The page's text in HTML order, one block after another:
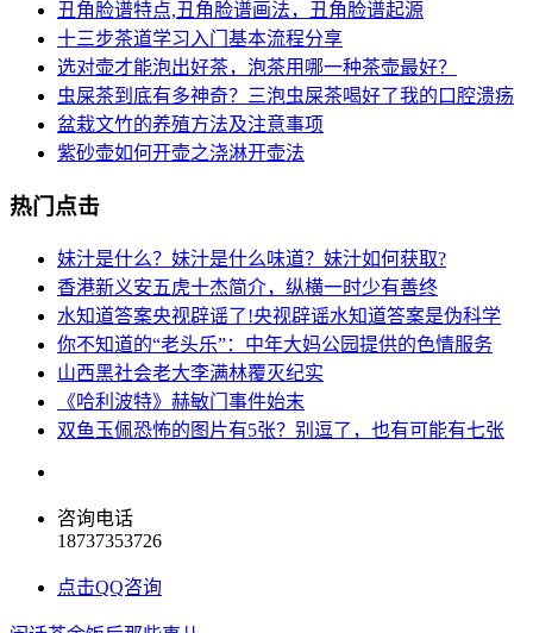
丑角脸谱特点,丑角脸谱画法，丑角脸谱起源
十三步茶道学习入门基本流程分享
选对壶才能泡出好茶，泡茶用哪一种茶壶最好？
虫屎茶到底有多神奇？三泡虫屎茶喝好了我的口腔溃疡
盆栽文竹的养殖方法及注意事项
紫砂壶如何开壶之浇淋开壶法
热门点击
妹汁是什么？妹汁是什么味道？妹汁如何获取?
香港新义安五虎十杰简介，纵横一时少有善终
水知道答案央视辟谣了!央视辟谣水知道答案是伪科学
你不知道的“老头乐”：中年大妈公园提供的色情服务
山西黑社会老大李满林覆灭纪实
《哈利波特》赫敏门事件始末
双鱼玉佩恐怖的图片有5张？别逗了，也有可能有七张
咨询电话
18737353726
点击QQ咨询